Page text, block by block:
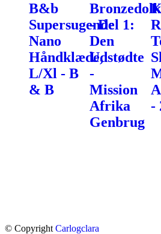
B&b
Supersugende
Nano
Håndklæde,
L/Xl - B
& B
- Del 1:
Den
Udstødte
-
Mission
Afrika
Genbrug
-
© Copyright Carlogclara